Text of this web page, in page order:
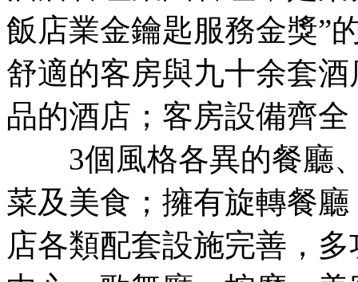
飯店業金鑰匙服務金獎”
舒適的客房與九十余套
品的酒店；客房設備齊
3個風格各異的餐廳、
菜及美食；擁有旋轉餐
店各類配套設施完善，